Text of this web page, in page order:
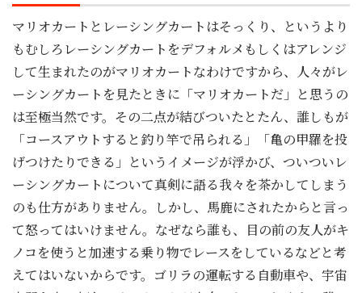
マリオカートとレーシングカートはそっくり、というより
もむしろレーシングカートをデフォルメもしくはアレンジ
して生まれたのがマリオカートなわけですから、人々がレ
ーシングカートを見たときに「マリオカートだ」と思うの
は至極当然です。その二点が結びついたとたん、誰しもが
「コースアウトすると釣り竿で吊られる」「亀の甲羅を投
げつけたりできる」というイメージが浮かび、ついついレ
ーシングカートについて真剣に語る我々を茶かしてしまう
のも仕方がありません。しかし、馬鹿にされたからと言っ
て怒ってはいけません。なぜなら誰も、目の前の友人がキ
ノコを使うと加速する乗り物でレースをしているなどと考
えてはいないからです。ゴリラの運転する自動車や、宇宙